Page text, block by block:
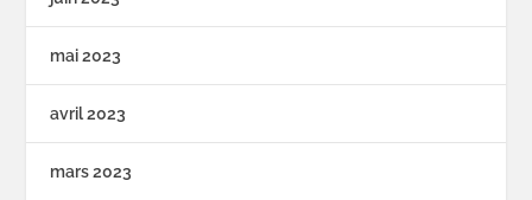
mai 2023
avril 2023
mars 2023